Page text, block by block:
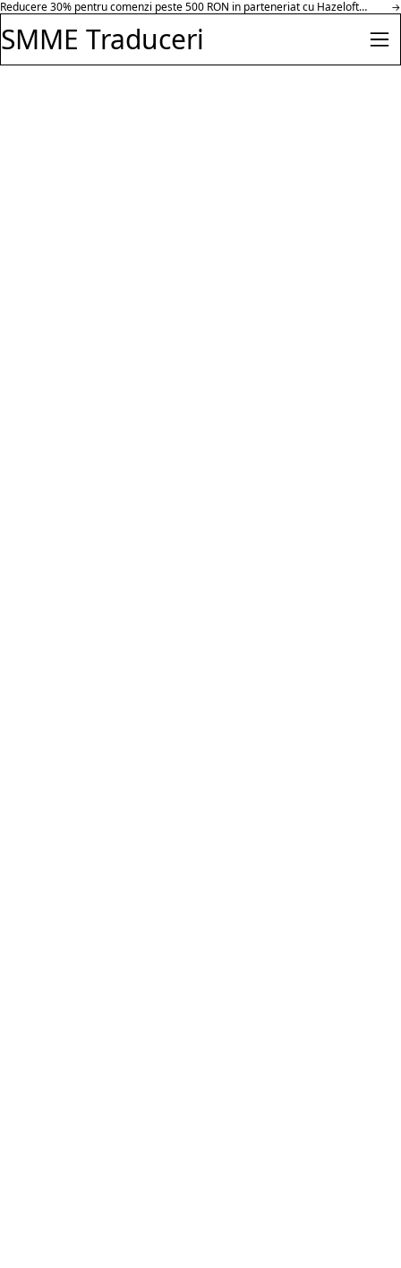
Salt la conținut
Reducere 30% pentru comenzi peste 500 RON in parteneriat cu Hazeloft
→
SMME Traduceri